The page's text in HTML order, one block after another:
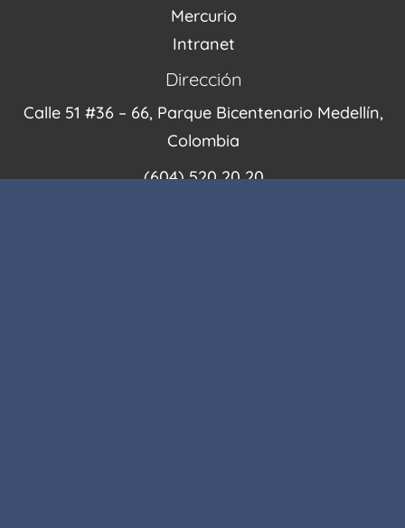
Mercurio
Intranet
Dirección
Calle 51 #36 – 66, Parque Bicentenario Medellín,
Colombia
(604) 520 20 20